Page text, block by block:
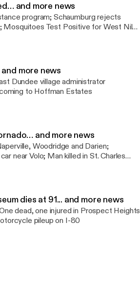
and more news
program; Schaumburg rejects
Mosquitoes Test Positive for West Nile
more news
Dundee village administrator
to Hoffman Estates
and more news
Woodridge and Darien;
near Volo; Man killed in St. Charles
dies at 91... and more news
dead, one injured in Prospect Heights
pileup on I-80